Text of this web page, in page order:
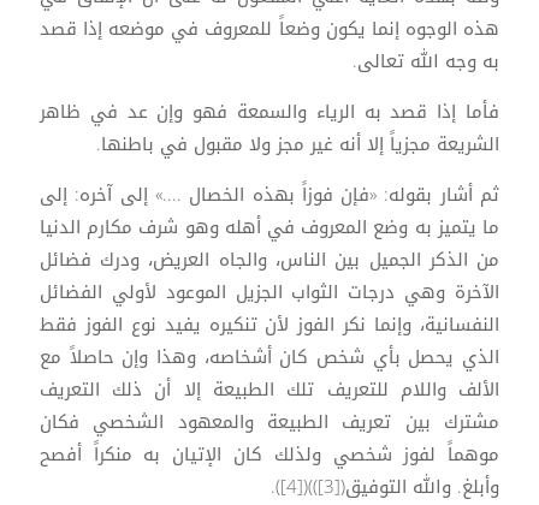
هذه الوجوه إنما يكون وضعاً للمعروف في موضعه إذا قصد
به وجه الله تعالى.
فأما إذا قصد به الرياء والسمعة فهو وإن عد في ظاهر
الشريعة مجزياً إلا أنه غير مجز ولا مقبول في باطنها.
ثم أشار بقوله: «فإن فوزاً بهذه الخصال ....» إلى آخره: إلى
ما يتميز به وضع المعروف في أهله وهو شرف مكارم الدنيا
من الذكر الجميل بين الناس، والجاه العريض، ودرك فضائل
الآخرة وهي درجات الثواب الجزيل الموعود لأولي الفضائل
النفسانية، وإنما نكر الفوز لأن تنكيره يفيد نوع الفوز فقط
الذي يحصل بأي شخص كان أشخاصه، وهذا وإن حاصلاً مع
الألف واللام للتعريف تلك الطبيعة إلا أن ذلك التعريف
مشترك بين تعريف الطبيعة والمعهود الشخصي فكان
موهماً لفوز شخصي ولذلك كان الإتيان به منكراً أفصح
وأبلغ. والله التوفيق([3]))([4]).